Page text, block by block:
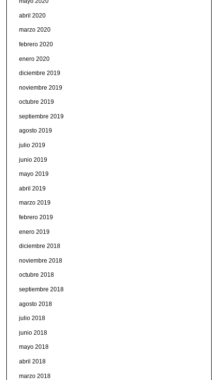
abril 2020
marzo 2020
febrero 2020
enero 2020
diciembre 2019
noviembre 2019
octubre 2019
septiembre 2019
agosto 2019
julio 2019
junio 2019
mayo 2019
abril 2019
marzo 2019
febrero 2019
enero 2019
diciembre 2018
noviembre 2018
octubre 2018
septiembre 2018
agosto 2018
julio 2018
junio 2018
mayo 2018
abril 2018
marzo 2018